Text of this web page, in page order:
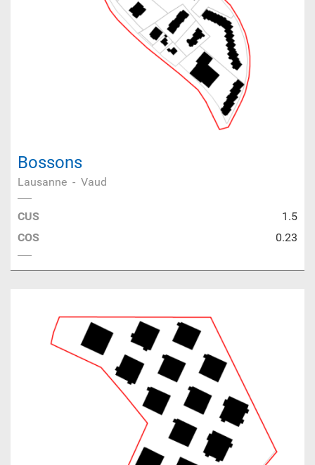
Bossons
Lausanne - Vaud
CUS
1.5
COS
0.23